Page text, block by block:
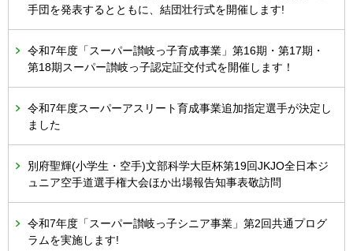
手団を発表するとともに、結団壮行式を開催します!
令和7年度「スーパー讃岐っ子育成事業」第16期・第17期・
第18期スーパー讃岐っ子認定証交付式を開催します！
令和7年度スーパーアスリート育成事業追加指定選手が決定し
ました
別府聖輝(小学生・空手)文部科学大臣杯第19回JKJO全日本ジ
ュニア空手道選手権大会ほか出場報告知事表敬訪問
令和7年度「スーパー讃岐っ子シニア事業」第2回共通プログ
ラムを実施します!